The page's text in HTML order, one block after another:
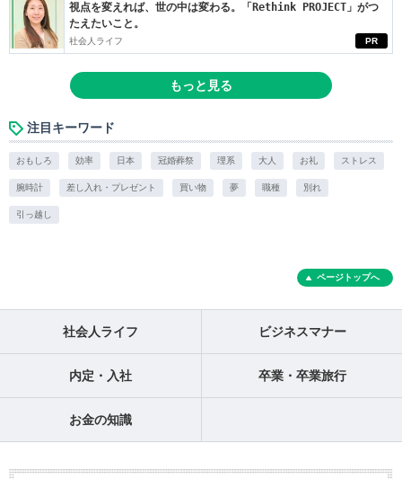
PR
視点を変えれば、世の中は変わる。「Rethink PROJECT」がつ
たえたいこと。
社会人ライフ
もっと見る
注目キーワード
おもしろ 効率 日本 冠婚葬祭 理系 大人 お礼 ストレス
腕時計 差し入れ・プレゼント 買い物 夢 職種 別れ
引っ越し
ページトップへ
社会人ライフ ビジネスマナー
内定・入社 卒業・卒業旅行
お金の知識